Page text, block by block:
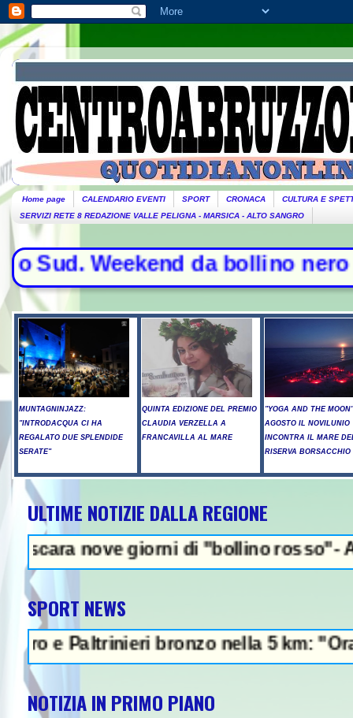
Home page CALENDARIO EVENTI SPORT CRONACA
CULTURA E
SERVIZI RETE 8 REDAZIONE VALLE PELIGNA - MARSICA - ALTO SANGRO
da bollino nero per
MUNTAGNINJAZZ:
"INTRODACQUA CI HA
REGALATO DUE SPLENDIDE
SERATE"
QUINTA EDIZIONE DEL PREMIO
CLAUDIA VERZELLA A
FRANCAVILLA AL MARE
"YOGA AND THE
AGOSTO IL NOVILUNIO
INCONTRA IL MARE
RISERVA BORSACCHIO
ULTIME NOTIZIE DALLA REGIONE
nove giorni di "bollino rosso"-
SPORT NEWS
bronzo nella 5 km: "Ora ci
NOTIZIA IN PRIMO PIANO
NEWS IN